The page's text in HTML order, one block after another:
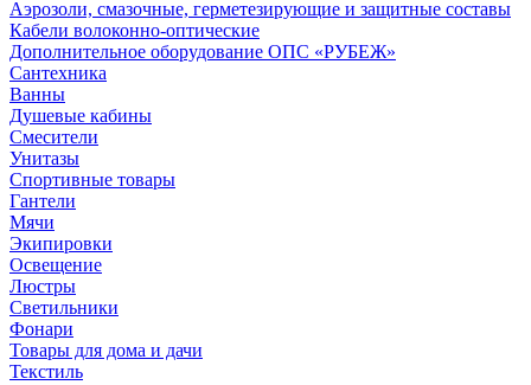
Аэрозоли, смазочные, герметезирующие и защитные составы
Кабели волоконно-оптические
Дополнительное оборудование ОПС «РУБЕЖ»
Сантехника
Ванны
Душевые кабины
Смесители
Унитазы
Спортивные товары
Гантели
Мячи
Экипировки
Освещение
Люстры
Светильники
Фонари
Товары для дома и дачи
Текстиль